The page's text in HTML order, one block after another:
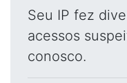
Seu IP fez
acessos
conosco.